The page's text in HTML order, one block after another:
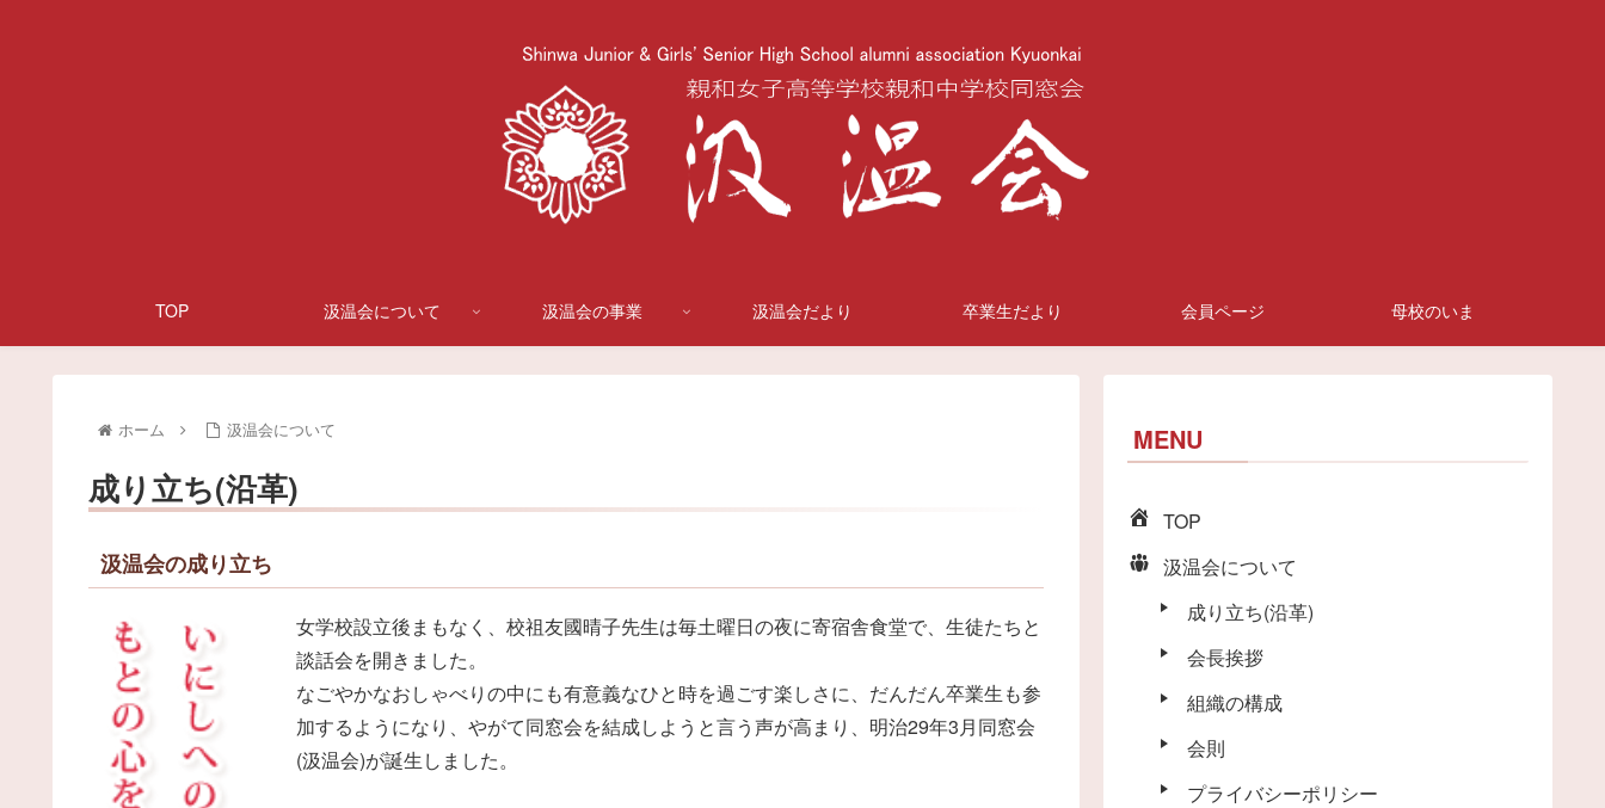
TOP 汲温会について 汲温会の事業 汲温会だより 卒業生だより 会員ページ 母校のいま
ホーム 汲温会について
成り立ち(沿革)
汲温会の成り立ち
女学校設立後まもなく、校祖友國晴子先生は毎土曜日の夜に寄宿舎食堂で、生徒たちと
談話会を開きました。
なごやかなおしゃべりの中にも有意義なひと時を過ごす楽しさに、だんだん卒業生も参
加するようになり、やがて同窓会を結成しようと言う声が高まり、明治29年3月同窓会
(汲温会)が誕生しました。
MENU
TOP
汲温会について
成り立ち(沿革)
会長挨拶
組織の構成
会則
プライバシーポリシー